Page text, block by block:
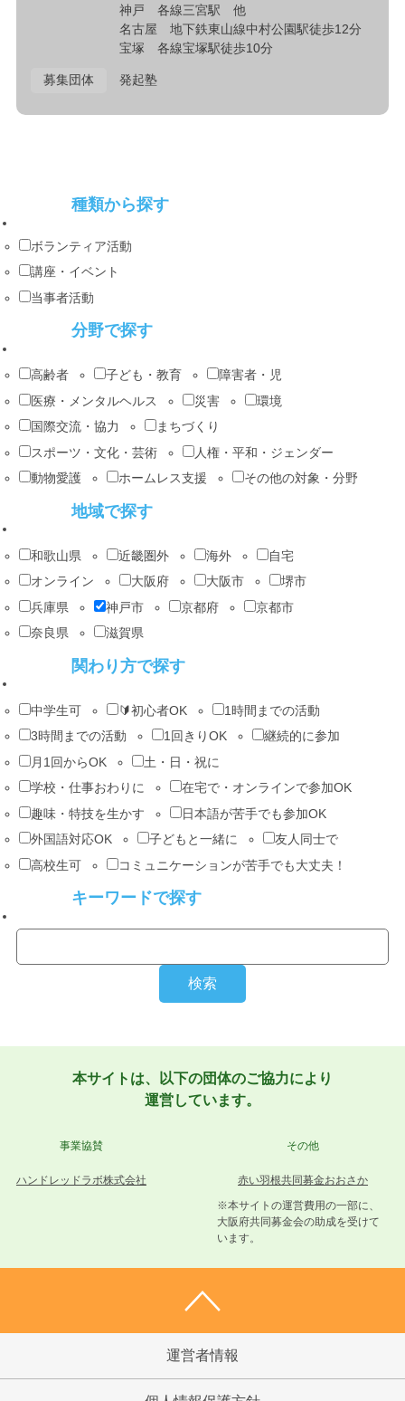
神戸 各線三宮駅 他
名古屋 地下鉄東山線中村公園駅徒歩12分
宝塚 各線宝塚駅徒歩10分
募集団体 発起塾
種類から探す
ボランティア活動
講座・イベント
当事者活動
分野で探す
高齢者 子ども・教育
障害者・児
医療・メンタルヘルス
災害
環境
国際交流・協力
まちづくり
スポーツ・文化・芸術
人権・平和・ジェンダー
動物愛護
ホームレス支援 その他の対象・分野
地域で探す
和歌山県 近畿圏外 海外
自宅
オンライン
大阪府 大阪市
堺市
兵庫県
神戸市 京都府
京都市
奈良県
滋賀県
関わり方で探す
中学生可 🔰初心者OK
1時間までの活動
3時間までの活動
1回きりOK
継続的に参加
月1回からOK
土・日・祝に
学校・仕事おわりに
在宅で・オンラインで参加OK
趣味・特技を生かす
日本語が苦手でも参加OK
外国語対応OK
子どもと一緒に
友人同士で
高校生可
コミュニケーションが苦手でも大丈夫！
キーワードで探す
本サイトは、以下の団体のご協力により
運営しています。
事業協賛
ハンドレッドラボ株式会社
その他
赤い羽根共同募金おおさか
※本サイトの運営費用の一部に、
大阪府共同募金会の助成を受けて
います。
運営者情報